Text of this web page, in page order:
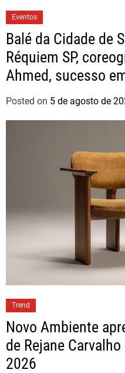
Eventos
Balé da Cidade de
Réquiem SP,
Ahmed, sucesso
Posted on 5 de agosto de
Trend
Novo Ambiente
de Rejane
2026